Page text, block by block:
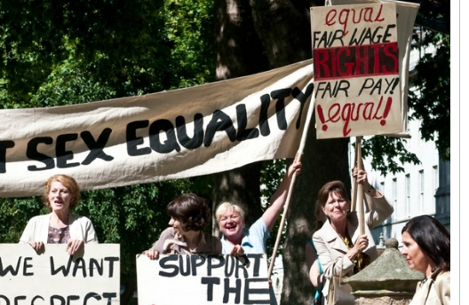
Cinéma
Expositions
Livres
Musique